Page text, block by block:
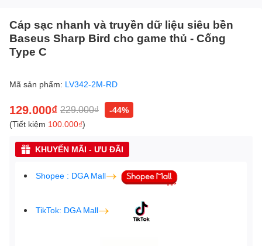
Cáp sạc nhanh và truyền dữ liệu siêu bền
Baseus Sharp Bird cho game thủ - Cống
Type C
Mã sản phẩm: LV342-2M-RD
129.000₫ 229.000₫
-44%
(Tiết kiệm 100.000₫)
KHUYẾN MÃI - ƯU ĐÃI
Shopee : DGA Mall
TikTok: DGA Mall